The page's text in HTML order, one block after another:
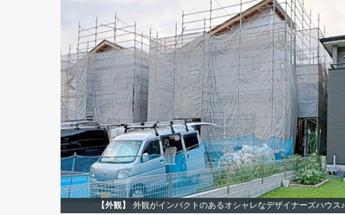
【外観】 外観がインパクトのあるオシャレなデザイナーズハウス♪